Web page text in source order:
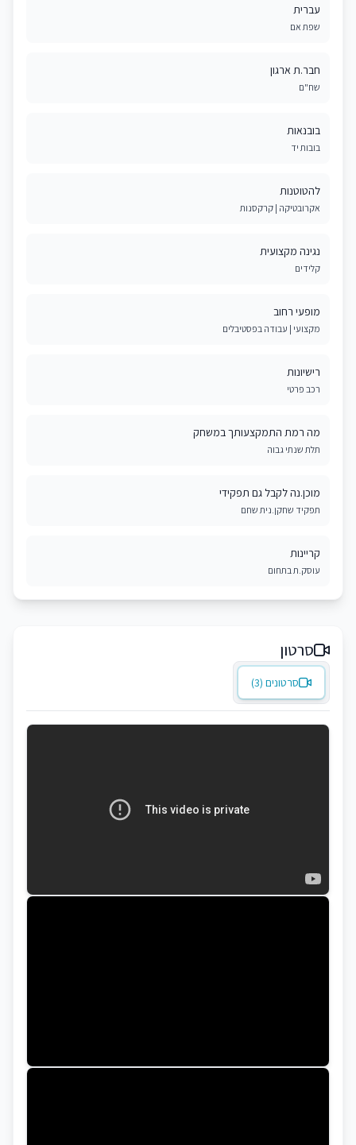
עברית
שפת אם
חבר.ת ארגון
שח"ם
בובנאות
בובות יד
להטוטנות
אקרובטיקה | קרקסנות
נגינה מקצועית
קלידים
מופעי רחוב
מקצועי | עבודה בפסטיבלים
רישיונות
רכב פרטי
מה רמת התמקצעותך במשחק
תלת שנתי גבוה
מוכן.נה לקבל גם תפקידי
תפקיד שחקן.נית שחם
קריינות
עוסק.ת בתחום
סרטון
סרטונים (3)